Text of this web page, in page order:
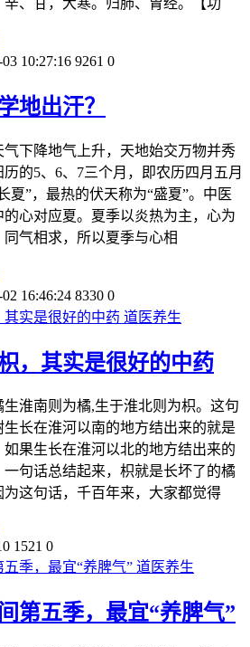
10:27:16 9261 0
地出汗？
下降地气上升，天地始交万物并秀
的5、6、7三个月，即农历四月五月
夏”，最热的伏天称为“盛夏”。中医
心对应夏。夏季以炎热为主，心为
气相求，所以夏季与心相
16:46:24 8330 0
道医养生
，其实是很好的中药
淮南则为橘,生于淮北则为枳。这句
长在淮河以南的地方结出来的就是
果生长在淮河以北的地方结出来的
句话总结起来，枳就是长坏了的橘
这句话，千百年来，大家都觉得
1521 0
道医养生
五季，最宜“养脾气”